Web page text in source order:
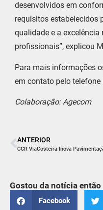
desenvolvidos em
requisitos estabelecidos
qualidade e a
profissionais”, explicou
Para mais informações
em contato pelo telefone
Colaboração: Agecom
ANTERIOR
Gostou da notícia
Facebook